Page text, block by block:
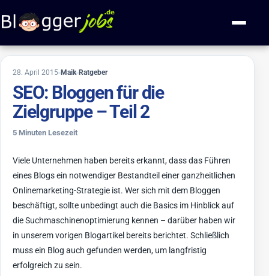
28. April 20156. März 2019
Maik Ratgeber
SEO: Bloggen für die
Zielgruppe – Teil 2
5 Minuten Lesezeit
Viele Unternehmen haben bereits erkannt, dass das Führen
eines Blogs ein notwendiger Bestandteil einer ganzheitlichen
Onlinemarketing-Strategie ist. Wer sich mit dem Bloggen
beschäftigt, sollte unbedingt auch die Basics im Hinblick auf
die Suchmaschinenoptimierung kennen – darüber haben wir
in unserem vorigen Blogartikel bereits berichtet. Schließlich
muss ein Blog auch gefunden werden, um langfristig
erfolgreich zu sein.